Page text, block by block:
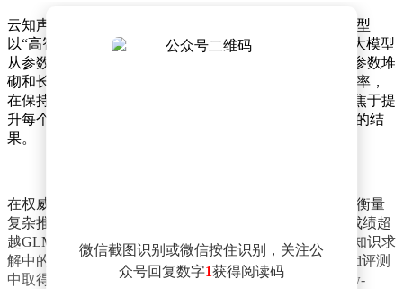
云知声近日正式推出新一代通用大语言模型U2，这款模型
以“高智能密度×高Token价值”为核心技术主张，标志着大模型
从参数竞赛转向能力效率的深度优化。与传统模型依赖参数堆
砌和长文本输出的路径不同，U2通过优化激活资源利用率，
在保持低能耗的同时实现更强的任务处理能力，同时聚焦于提
升每个token的实际价值，确保模型输出更贴近真实需求的结
果。
在权威评测体系中，U2展现出跨领域的系统性优势。在衡量
复杂推理能力的GPQA Diamond测试中，U2以87.9分的成绩超
越GLM-5.1、Hy3 preview等主流模型，证明其在高难度知识求
解中的稳定性；软件工程领域，U2在SWE-Bench Verified评测
中取得75分，跻身第一梯队；自主Agent能力方面，Claw-
微信截图识别或微信按住识别，关注公
众号回复数字1获得阅读码